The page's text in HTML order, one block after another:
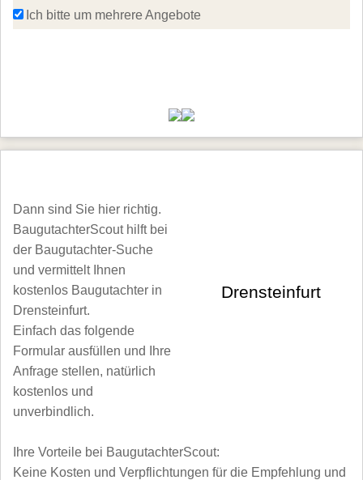
Ich bitte um mehrere Angebote
Drensteinfurt
Dann sind Sie hier richtig.
BaugutachterScout hilft bei
der Baugutachter-Suche
und vermittelt Ihnen
kostenlos Baugutachter in
Drensteinfurt.
Einfach das folgende
Formular ausfüllen und Ihre
Anfrage stellen, natürlich
kostenlos und
unverbindlich.
Ihre Vorteile bei BaugutachterScout:
Keine Kosten und Verpflichtungen für die Empfehlung und